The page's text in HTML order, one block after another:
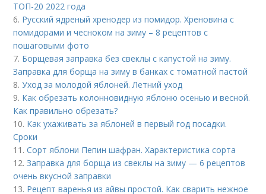
ТОП-20 2022 года
6. Русский ядреный хренодер из помидор. Хреновина с
помидорами и чесноком на зиму – 8 рецептов с
пошаговыми фото
7. Борщевая заправка без свеклы с капустой на зиму.
Заправка для борща на зиму в банках с томатной пастой
8.Уход за молодой яблоней. Летний уход
9. Как обрезать колонновидную яблоню осенью и весной.
Как правильно обрезать?
10. Как ухаживать за яблоней в первый год посадки.
Сроки
11.Сорт яблони Пепин шафран. Характеристика сорта
12.Заправка для борща из свеклы на зиму — 6 рецептов
очень вкусной заправки
13. Рецепт варенья из айвы простой. Как сварить нежное